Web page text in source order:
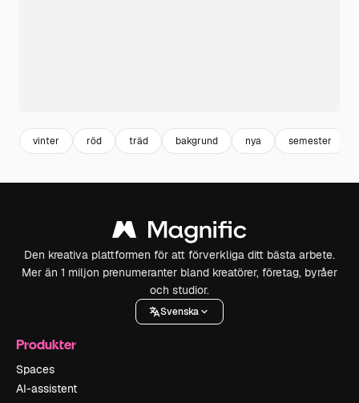
vinter röd träd bakgrund nya semester
Den kreativa plattformen för att förverkliga ditt bästa arbete.
Mer än 1 miljon prenumeranter bland kreatörer, företag, byråer
och studior.
Svenska
Produkter
Spaces
AI-assistent